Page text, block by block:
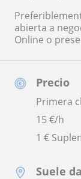
Precio
Primera
15€/h
1 €
Suele
abierta a
Online o